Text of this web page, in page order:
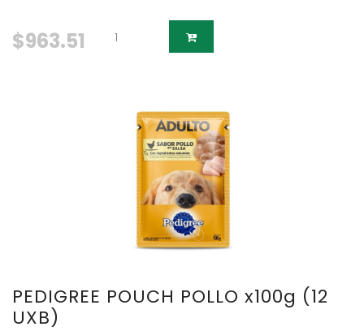
$963.51
PEDIGREE POUCH POLLO x100g (12
UXB)